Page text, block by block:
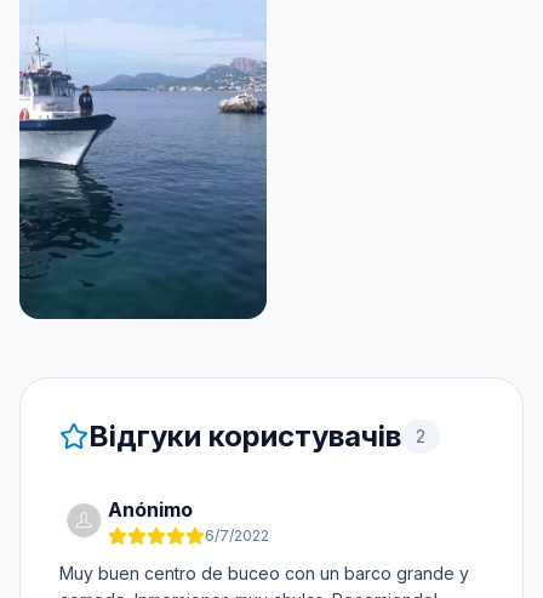
Відгуки користувачів 2
Anónimo
6/7/2022
Muy buen centro de buceo con un barco grande y